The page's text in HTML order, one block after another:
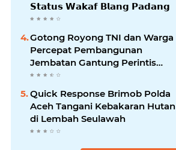
𝗦𝘁𝗮𝘁𝘂𝘀 𝗪𝗮𝗸𝗮𝗳 𝗕𝗹𝗮𝗻𝗴 𝗣𝗮𝗱𝗮𝗻𝗴
Gotong Royong TNI dan Warga
Percepat Pembangunan
Jembatan Gantung Perintis
Kuta Ujung Aceh Tenggara
Quick Response Brimob Polda
Aceh Tangani Kebakaran Hutan
di Lembah Seulawah